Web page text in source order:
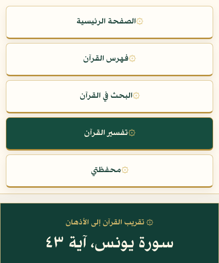
۞الصفحة الرئيسية
۞فهرس القرآن
۞البحث في القرآن
۞تفسير القرآن
۞محفظتي
۞ تقريب القرآن إلى الأذهان
سورة يونس، آية ٤٣